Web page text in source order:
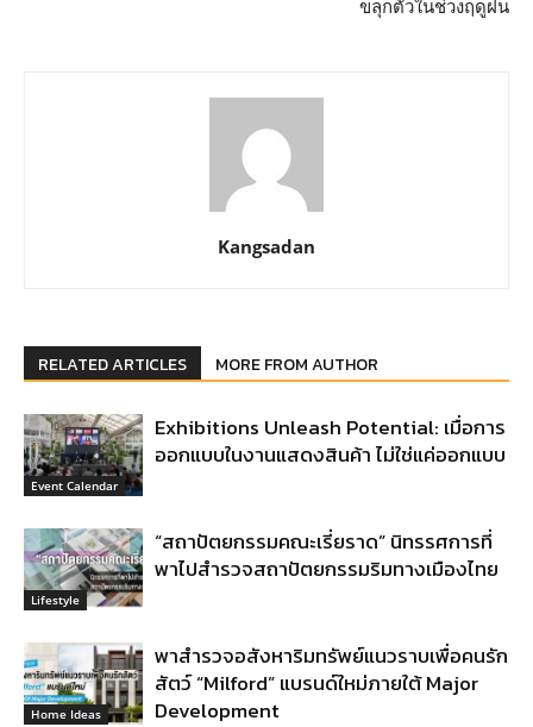
ขลุกตัวในช่วงฤดูฝน
Kangsadan
RELATED ARTICLES MORE FROM AUTHOR
Event Calendar
Exhibitions Unleash Potential: เมื่อการ
ออกแบบในงานแสดงสินค้า ไม่ใช่แค่ออกแบบ
Lifestyle
“สถาปัตยกรรมคณะเรี่ยราด” นิทรรศการที่
พาไปสำรวจสถาปัตยกรรมริมทางเมืองไทย
Home Ideas
พาสำรวจอสังหาริมทรัพย์แนวราบเพื่อคนรัก
สัตว์ “Milford” แบรนด์ใหม่ภายใต้ Major
Development